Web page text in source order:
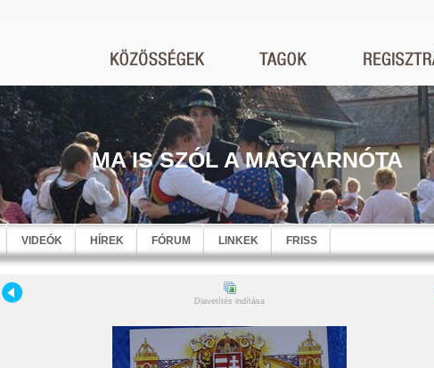
MA IS SZÓL A MAGYARNÓTA
VIDEÓK HÍREK FÓRUM LINKEK FRISS
Diavetítés indítása